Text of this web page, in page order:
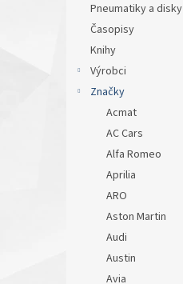
Pneumatiky a disky
Časopisy
Knihy
Výrobci
Značky
Acmat
AC Cars
Alfa Romeo
Aprilia
ARO
Aston Martin
Audi
Austin
Avia